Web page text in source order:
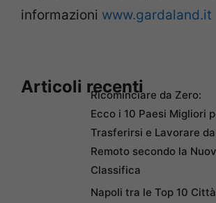
informazioni www.gardaland.it
Articoli recentiRicominciare da Zero:
Ecco i 10 Paesi Migliori
Trasferirsi e Lavorare da
Remoto secondo la
Classifica
Napoli tra le Top 10 Città